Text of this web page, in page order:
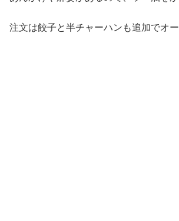
注文は餃子と半チャーハンも追加でオ